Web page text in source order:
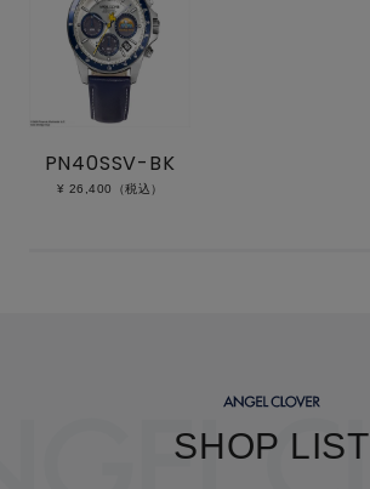
PN40SSV-BK
¥ 26,400（税込）
SHOP LIST